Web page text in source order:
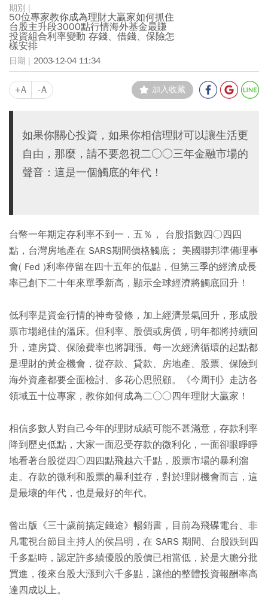
50位專家教你成為理財大贏家如何抓住
台股主升段3000點行情海外基金最賺
投資組合利率變動 存錢、借錢、保險怎
樣安排
2003-12-04 11:34
+A -A 加入收藏
如果你關心投資，如果你相信理財可以讓生活更
自由，那麼，請不要忽視二○○三年金融市場的
聲音：這是一個觸底的年代！
台幣一年期定存利率不到一．五％， 台股指數四○四四
點，台灣房地產在 SARS期間價格觸底； 美國聯邦準備理事
會( Fed )利率停留在四十五年的低點，但第三季的經濟成長
率已創下二十年來單季新高，顯示全球經濟將觸底回升！
低利率是資金行情的神奇發條，加上經濟景氣回升，形成股
票市場絕佳的溫床。但利率、股價或房價，明年都將持續回
升，連房貸、保險費率也將調漲。每一次經濟循環的起點都
是理財的黃金機會，從存款、貸款、房地產、股票、保險到
海外資產都要全面檢討、多花心思照顧。《今周刊》走訪各
領域五十位專家，教你如何成為二○○四年理財大贏家！
相信多數人對自己今年的理財成績可能不甚滿意，存款利率
降到歷史低點，大家一面忍受存款的微利化，一面卻眼睜睜
地看著台股從四○四四點飛越六千點，股票市場的暴利溜
走。存款的微利和股票的暴利並存，對於理財機會而言，這
是最壞的年代，也是最好的年代。
曾出版《三十歲前搞定錢途》暢銷書，目前為飛碟電台、非
凡電視台節目主持人的侯昌明，在 SARS 期間、台股跌到四
千多點時，認定許多績優股的股價已相當低，於是大膽分批
買進，後來台股大漲到六千多點，讓他的整體投資報酬率高
達四成以上。